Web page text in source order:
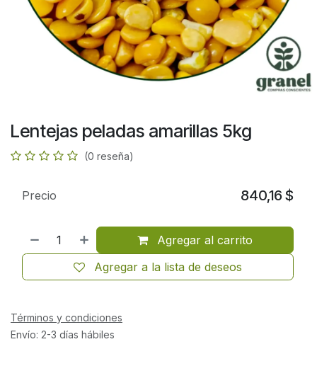
Lentejas peladas amarillas 5kg
(0 reseña)
Agregar al carrito
Agregar a la lista de deseos
Precio 840,16 $
Términos y condiciones
Envío: 2-3 días hábiles